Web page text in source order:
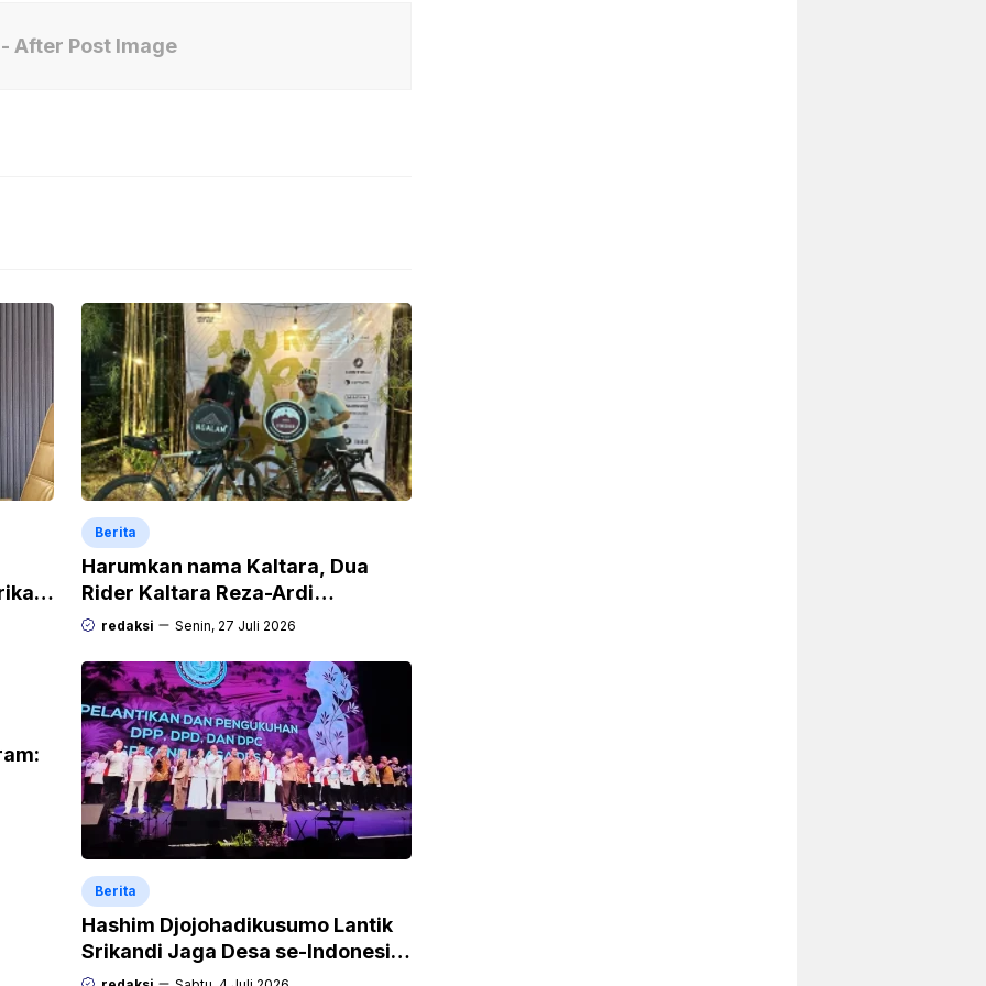
After Post Image
Berita
Harumkan nama Kaltara, Dua
Rider Kaltara Reza-Ardi
menuntaskan tantangan ekstrem
redaksi Senin, 27 Juli 2026
Berita
Hashim Djojohadikusumo Lantik
Srikandi Jaga Desa se-Indonesia,
Perempuan Siap Kawal Program